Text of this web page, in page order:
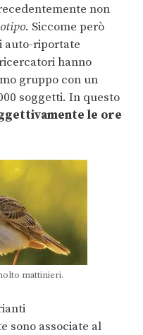
non
. Siccome però
auto-riportate
hanno
gruppo con un
soggetti. In questo
le ore
mattinieri.
sono associate al